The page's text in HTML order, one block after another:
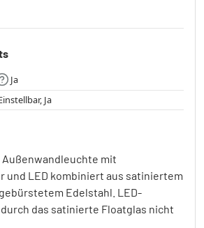
Ja
Ja
mit
und LED kombiniert aus satiniertem
Edelstahl. LED-
das satinierte Floatglas nicht